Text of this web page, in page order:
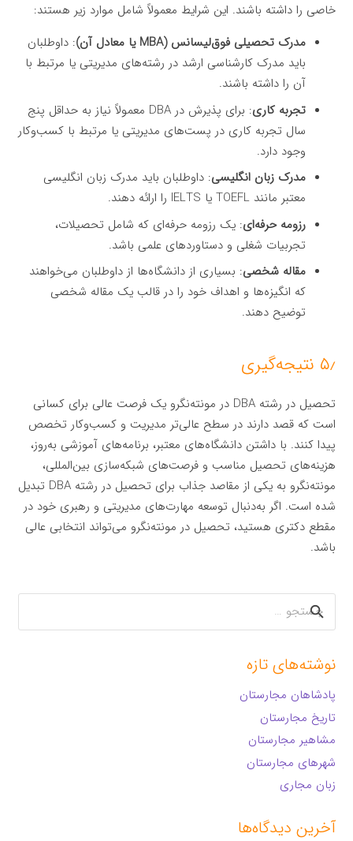
خاصی را داشته باشند. این شرایط معمولاً شامل موارد زیر هستند:
مدرک تحصیلی فوق‌لیسانس (MBA یا معادل آن)
: داوطلبان
باید مدرک کارشناسی ارشد در رشته‌های مدیریتی یا مرتبط با
آن را داشته باشند.
تجربه کاری
: برای پذیرش در DBA معمولاً نیاز به حداقل پنج
سال تجربه کاری در پست‌های مدیریتی یا مرتبط با کسب‌وکار
وجود دارد.
مدرک زبان انگلیسی: داوطلبان باید مدرک زبان انگلیسی
معتبر مانند TOEFL یا IELTS را ارائه دهند.
رزومه حرفه‌ای: یک رزومه حرفه‌ای که شامل تحصیلات،
تجربیات شغلی و دستاوردهای علمی باشد.
مقاله شخصی: بسیاری از دانشگاه‌ها از داوطلبان می‌خواهند
که انگیزه‌ها و اهداف خود را در قالب یک مقاله شخصی
توضیح دهند.
۵٫ نتیجه‌گیری
تحصیل در رشته DBA در مونته‌نگرو یک فرصت عالی برای کسانی
است که قصد دارند در سطح عالی‌تر مدیریت و کسب‌وکار تخصص
پیدا کنند. با داشتن دانشگاه‌های معتبر، برنامه‌های آموزشی به‌روز،
هزینه‌های تحصیل مناسب و فرصت‌های شبکه‌سازی بین‌المللی،
مونته‌نگرو به یکی از مقاصد جذاب برای تحصیل در رشته DBA تبدیل
شده است. اگر به‌دنبال توسعه مهارت‌های مدیریتی و رهبری خود در
مقطع دکتری هستید، تحصیل در مونته‌نگرو می‌تواند انتخابی عالی
باشد.
جستجو
برای:
نوشته‌های تازه
پادشاهان مجارستان
تاریخ مجارستان
مشاهیر مجارستان
شهرهای مجارستان
زبان مجاری
آخرین دیدگاه‌ها